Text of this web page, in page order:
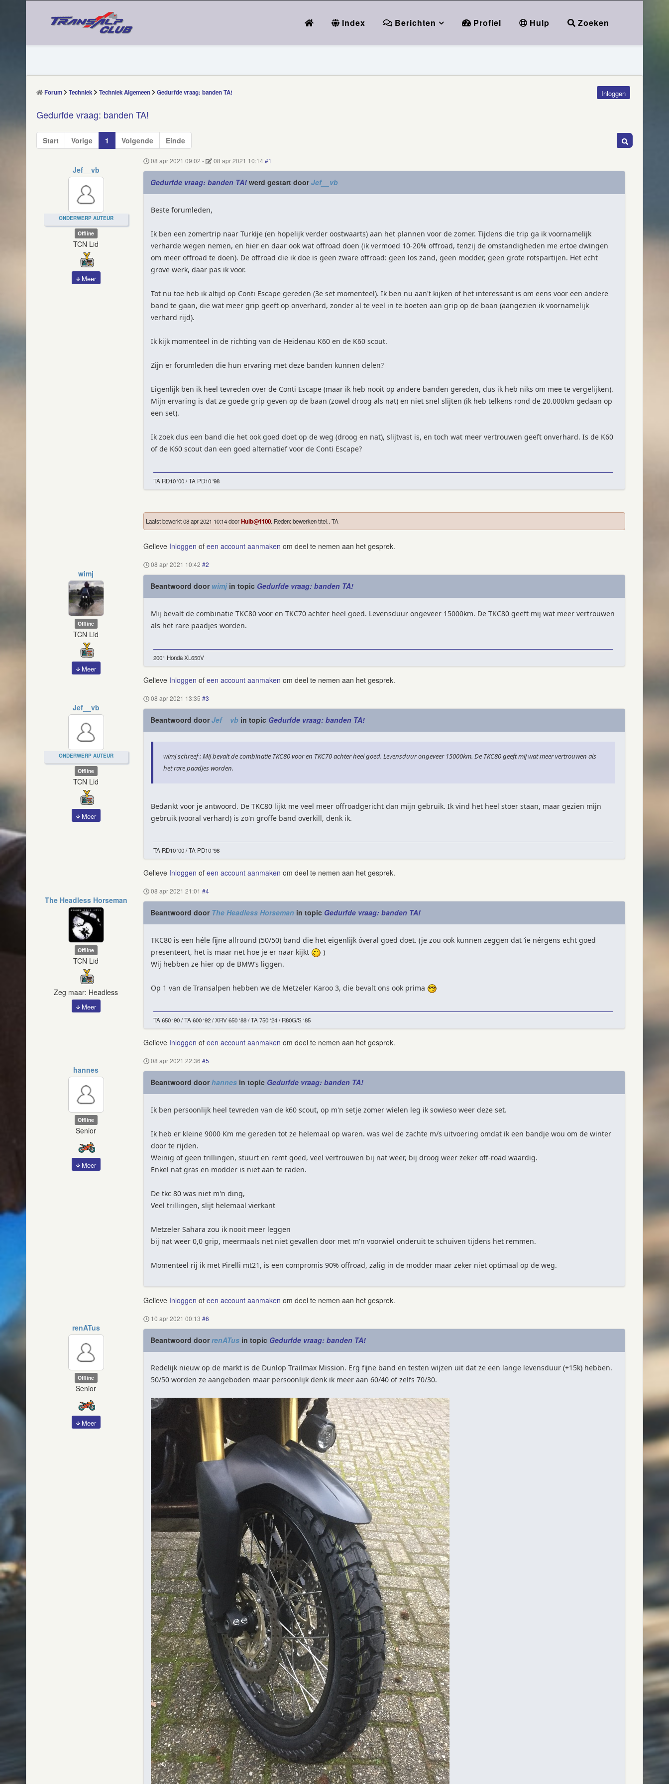
Index Berichten Profiel Hulp Zoeken
Inloggen
Forum Techniek Techniek Algemeen Gedurfde vraag: banden TA!
Gedurfde vraag: banden TA!
Start Vorige 1 Volgende Einde
Jef__vb
ONDERWERP AUTEUR
Offline
TCN Lid
Meer
08 apr 2021 09:02 - 08 apr 2021 10:14 #1
Gedurfde vraag: banden TA!werd gestart doorJef__vb
Beste forumleden,
Ik ben een zomertrip naar Turkije (en hopelijk verder oostwaarts) aan het plannen voor de zomer. Tijdens die trip ga ik voornamelijk
verharde wegen nemen, en hier en daar ook wat offroad doen (ik vermoed 10-20% offroad, tenzij de omstandigheden me ertoe dwingen
om meer offroad te doen). De offroad die ik doe is geen zware offroad: geen los zand, geen modder, geen grote rotspartijen. Het echt
grove werk, daar pas ik voor.
Tot nu toe heb ik altijd op Conti Escape gereden (3e set momenteel). Ik ben nu aan't kijken of het interessant is om eens voor een andere
band te gaan, die wat meer grip geeft op onverhard, zonder al te veel in te boeten aan grip op de baan (aangezien ik voornamelijk
verhard rijd).
Ik kijk momenteel in de richting van de Heidenau K60 en de K60 scout.
Zijn er forumleden die hun ervaring met deze banden kunnen delen?
Eigenlijk ben ik heel tevreden over de Conti Escape (maar ik heb nooit op andere banden gereden, dus ik heb niks om mee te vergelijken).
Mijn ervaring is dat ze goede grip geven op de baan (zowel droog als nat) en niet snel slijten (ik heb telkens rond de 20.000km gedaan op
een set).
Ik zoek dus een band die het ook goed doet op de weg (droog en nat), slijtvast is, en toch wat meer vertrouwen geeft onverhard. Is de K60
of de K60 scout dan een goed alternatief voor de Conti Escape?
TA RD10 '00 / TA PD10 '98
Laatst bewerkt 08 apr 2021 10:14 doorHuib@1100. Reden: bewerken titel.. TA
Gelieve Inloggen of een account aanmaken om deel te nemen aan het gesprek.
wimj
Offline
TCN Lid
Meer
08 apr 2021 10:42 #2
Beantwoord door wimjin topic Gedurfde vraag: banden TA!
Mij bevalt de combinatie TKC80 voor en TKC70 achter heel goed. Levensduur ongeveer 15000km. De TKC80 geeft mij wat meer vertrouwen
als het rare paadjes worden.
2001 Honda XL650V
Gelieve Inloggen of een account aanmaken om deel te nemen aan het gesprek.
Jef__vb
ONDERWERP AUTEUR
Offline
TCN Lid
Meer
08 apr 2021 13:35 #3
Beantwoord doorJef__vbin topic Gedurfde vraag: banden TA!
wimj schreef : Mij bevalt de combinatie TKC80 voor en TKC70 achter heel goed. Levensduur ongeveer 15000km. De TKC80 geeft mij wat meer vertrouwen als
het rare paadjes worden.
Bedankt voor je antwoord. De TKC80 lijkt me veel meer offroadgericht dan mijn gebruik. Ik vind het heel stoer staan, maar gezien mijn
gebruik (vooral verhard) is zo'n groffe band overkill, denk ik.
TA RD10 '00 / TA PD10 '98
Gelieve Inloggen of een account aanmaken om deel te nemen aan het gesprek.
The Headless Horseman
Offline
TCN Lid
Zeg maar: Headless
Meer
08 apr 2021 21:01 #4
Beantwoord door The Headless Horseman in topic Gedurfde vraag: banden TA!
TKC80 is een héle fijne allround (50/50) band die het eigenlijk óveral goed doet. (je zou ook kunnen zeggen dat ‘ie nérgens echt goed
presenteert, het is maar net hoe je er naar kijkt
)
Wij hebben ze hier op de BMW’s liggen.
Op 1 van de Transalpen hebben we de Metzeler Karoo 3, die bevalt ons ook prima
TA 650 ‘90 / TA 600 ‘92 / XRV 650 ‘88 / TA 750 ‘24 / R80G/S ‘85
Gelieve Inloggen of een account aanmaken om deel te nemen aan het gesprek.
hannes
Offline
Senior
Meer
08 apr 2021 22:36 #5
Beantwoord doorhannesin topic Gedurfde vraag: banden TA!
Ik ben persoonlijk heel tevreden van de k60 scout, op m'n setje zomer wielen leg ik sowieso weer deze set.
Ik heb er kleine 9000 Km me gereden tot ze helemaal op waren. was wel de zachte m/s uitvoering omdat ik een bandje wou om de winter
door te rijden.
Weinig of geen trillingen, stuurt en remt goed, veel vertrouwen bij nat weer, bij droog weer zeker off-road waardig.
Enkel nat gras en modder is niet aan te raden.
De tkc 80 was niet m'n ding,
Veel trillingen, slijt helemaal vierkant
Metzeler Sahara zou ik nooit meer leggen
bij nat weer 0,0 grip, meermaals net niet gevallen door met m'n voorwiel onderuit te schuiven tijdens het remmen.
Momenteel rij ik met Pirelli mt21, is een compromis 90% offroad, zalig in de modder maar zeker niet optimaal op de weg.
Gelieve Inloggen of een account aanmaken om deel te nemen aan het gesprek.
renATus
Offline
Senior
Meer
10 apr 2021 00:13 #6
Beantwoord doorrenATusin topic Gedurfde vraag: banden TA!
Redelijk nieuw op de markt is de Dunlop Trailmax Mission. Erg fijne band en testen wijzen uit dat ze een lange levensduur (+15k) hebben.
50/50 worden ze aangeboden maar persoonlijk denk ik meer aan 60/40 of zelfs 70/30.